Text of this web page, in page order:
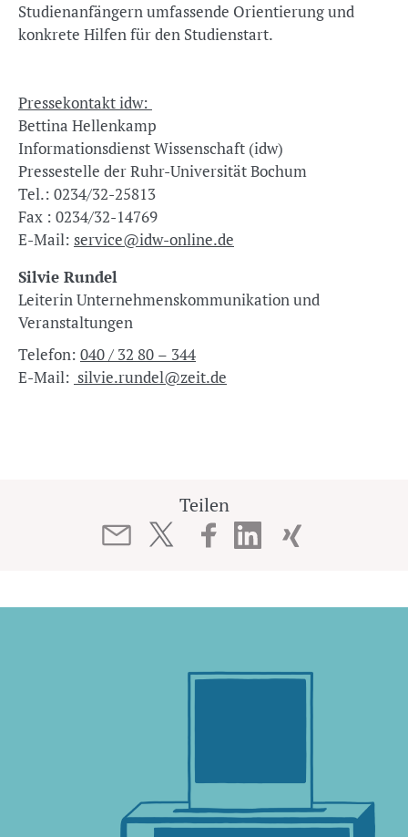
Studienanfängern umfassende Orientierung und
konkrete Hilfen für den Studienstart.
Pressekontakt idw:
Bettina Hellenkamp
Informationsdienst Wissenschaft (idw)
Pressestelle der Ruhr-Universität Bochum
Tel.: 0234/32-25813
Fax : 0234/32-14769
E-Mail: service@idw-online.de
Silvie Rundel
Leiterin Unternehmenskommunikation und
Veranstaltungen
Telefon: 040 / 32 80 – 344
E-Mail: silvie.rundel@zeit.de
Teilen